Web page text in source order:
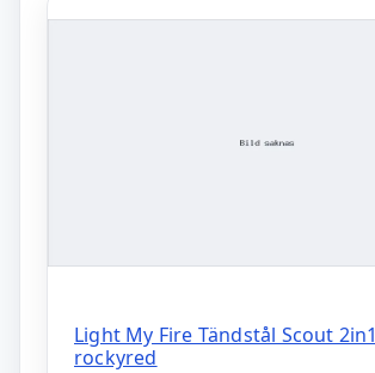
Light My Fire Tändstål Scout 2in1
rockyred